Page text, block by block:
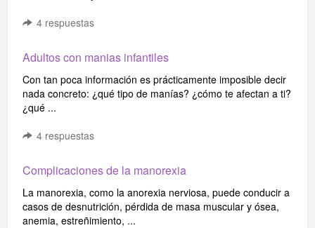
4 respuestas
Adultos con manias infantiles
Con tan poca información es prácticamente imposible decir
nada concreto: ¿qué tipo de manías? ¿cómo te afectan a ti?
¿qué ...
4 respuestas
Complicaciones de la manorexia
La manorexia, como la anorexia nerviosa, puede conducir a
casos de desnutrición, pérdida de masa muscular y ósea,
anemia, estreñimiento, ...